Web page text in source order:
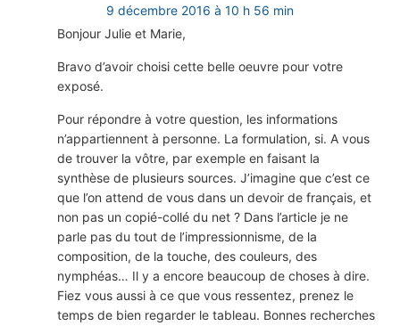
9 décembre 2016 à 10 h 56 min
Bonjour Julie et Marie,
Bravo d’avoir choisi cette belle oeuvre pour votre
exposé.
Pour répondre à votre question, les informations
n’appartiennent à personne. La formulation, si. A vous
de trouver la vôtre, par exemple en faisant la
synthèse de plusieurs sources. J’imagine que c’est ce
que l’on attend de vous dans un devoir de français, et
non pas un copié-collé du net ? Dans l’article je ne
parle pas du tout de l’impressionnisme, de la
composition, de la touche, des couleurs, des
nymphéas… Il y a encore beaucoup de choses à dire.
Fiez vous aussi à ce que vous ressentez, prenez le
temps de bien regarder le tableau. Bonnes recherches